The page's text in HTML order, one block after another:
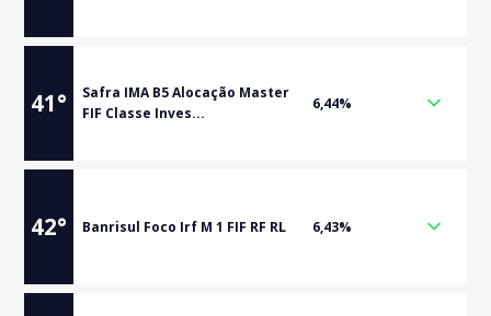
41°
Safra IMA B5 Alocação Master
FIF Classe Inves...
6,44%
42° Banrisul Foco Irf M 1 FIF RF RL 6,43%